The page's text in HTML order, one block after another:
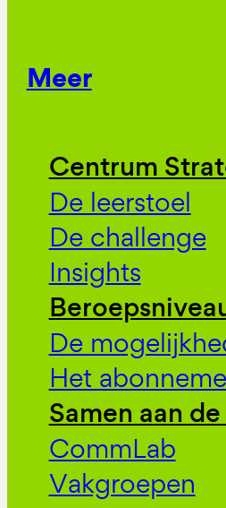
Meer
Centrum
De leerstoel
De challenge
Insights
De
Het
Samen aan
CommLab
Vakgroepen